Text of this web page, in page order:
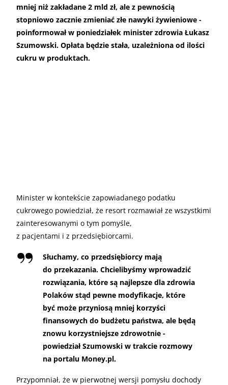
mniej niż zakładane 2 mld zł, ale z pewnością
stopniowo zacznie zmieniać złe nawyki żywieniowe -
poinformował w poniedziałek minister zdrowia Łukasz
Szumowski. Opłata będzie stała, uzależniona od ilości
cukru w produktach.
Minister w kontekście zapowiadanego podatku
cukrowego powiedział, że resort rozmawiał ze wszystkimi
zainteresowanymi o tym pomyśle,
z pacjentami i z przedsiębiorcami.
Słuchamy, co przedsiębiorcy mają
do przekazania. Chcielibyśmy wprowadzić
rozwiązania, które są najlepsze dla zdrowia
Polaków stąd pewne modyfikacje, które
być może przyniosą mniej korzyści
finansowych do budżetu państwa, ale będą
znowu korzystniejsze zdrowotnie -
powiedział Szumowski w trakcie rozmowy
na portalu Money.pl.
Przypomniał, że w pierwotnej wersji pomysłu dochody